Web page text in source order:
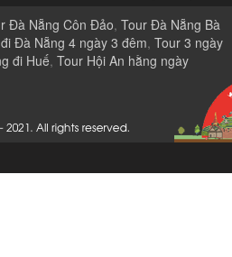
Đà Nẵng Côn Đảo,Tour Đà Nẵng Bà
Đà Nẵng 4 ngày 3 đêm,Tour 3 ngày
đi Huế,Tour Hội An hằng ngày